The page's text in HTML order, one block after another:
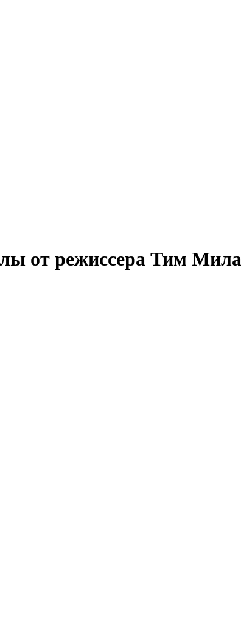
от режиссера Тим